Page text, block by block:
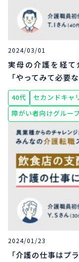
2024/03/01
実母の介護を経
「やってみて必要
40代 セカンドキャ
障がい者向けグルー
2024/01/23
「介護の仕事はプ